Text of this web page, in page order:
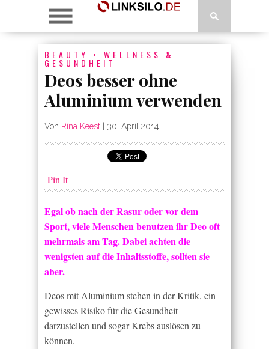
BEAUTY • WELLNESS &
GESUNDHEIT
Deos besser ohne
Aluminium verwenden
Von Rina Keest 30. April 2014
Pin It
Egal ob nach der Rasur oder vor dem
Sport, viele Menschen benutzen ihr Deo oft
mehrmals am Tag. Dabei achten die
wenigsten auf die Inhaltsstoffe, sollten sie
aber.
Deos mit Aluminium stehen in der Kritik, ein
gewisses Risiko für die Gesundheit
darzustellen und sogar Krebs auslösen zu
können.